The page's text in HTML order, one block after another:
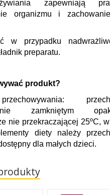
zapewniają
organizmu i
w przypadku
preparatu.
produkt?
zamkniętym
nie przekraczającej 25ºC,
diety należy
dla małych dzieci.